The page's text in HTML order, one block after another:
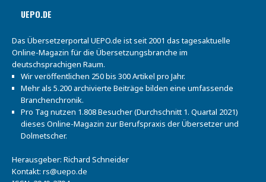
UEPO.DE
Das Übersetzerportal UEPO.de ist seit 2001 das tagesaktuelle
Online-Magazin für die Übersetzungsbranche im
deutschsprachigen Raum.
Wir veröffentlichen 250 bis 300 Artikel pro Jahr.
Mehr als 5.200 archivierte Beiträge bilden eine umfassende
Branchenchronik.
Pro Tag nutzen 1.808 Besucher (Durchschnitt 1. Quartal 2021)
dieses Online-Magazin zur Berufspraxis der Übersetzer und
Dolmetscher.
Herausgeber: Richard Schneider
Kontakt: rs@uepo.de